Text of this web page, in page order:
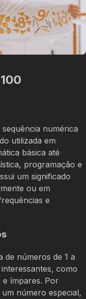
numérica
utilizada em
básica até
programação e
um significado
ou em
e
de números de 1 a
como
e ímpares. Por
número especial,